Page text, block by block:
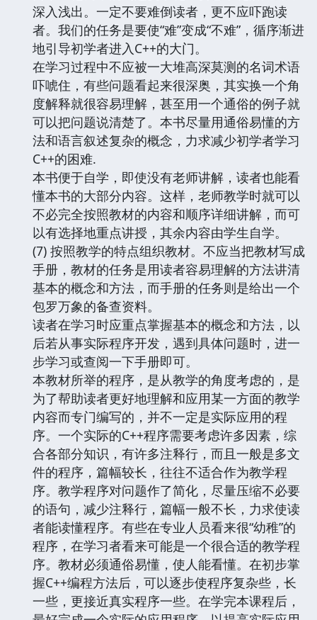
深入浅出。一定不要难倒读者，更不应吓跑读
者。我们的任务是要使“难”变成“不难”，循序渐进
地引导初学者进入C++的大门。
在学习过程中不应被一大堆高深莫测的名词术语
吓唬住，有些问题看起来很深奥，其实换一个角
度解释就很容易理解，甚至用一个通俗的例子就
可以把问题说清楚了。本书尽量用通俗易懂的方
法和语言叙述复杂的概念，力求减少初学者学习
C++的困难.
本书便于自学，即使没有老师讲解，读者也能看
懂本书的大部分内容。这样，老师教学时就可以
不必完全按照教材的内容和顺序详细讲解，而可
以有选择地重点讲授，其余内容由学生自学。
(7) 按照教学的特点组织教材。不应当把教材写成
手册，教材的任务是用读者容易理解的方法讲清
基本的概念和方法，而手册的任务则是给出一个
包罗万象的备查资料。
读者在学习时应重点掌握基本的概念和方法，以
后若从事实际程序开发，遇到具体问题时，进一
步学习或查阅一下手册即可。
本教材所举的程序，是从教学的角度考虑的，是
为了帮助读者更好地理解和应用某一方面的教学
内容而专门编写的，并不一定是实际应用的程
序。一个实际的C++程序需要考虑许多因素，综
合各部分知识，有许多注释行，而且一般是多文
件的程序，篇幅较长，往往不适合作为教学程
序。教学程序对问题作了简化，尽量压缩不必要
的语句，减少注释行，篇幅一般不长，力求使读
者能读懂程序。有些在专业人员看来很“幼稚”的
程序，在学习者看来可能是一个很合适的教学程
序。教材必须通俗易懂，使人能看懂。在初步掌
握C++编程方法后，可以逐步使程序复杂些，长
一些，更接近真实程序一些。在学完本课程后，